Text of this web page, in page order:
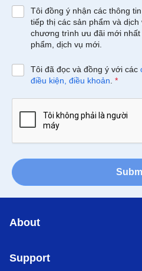
Tôi đồng ý nhận các thông
tiếp thị các sản phẩm và
chương trình ưu đãi mới
phẩm, dịch vụ mới.
Tôi đã đọc và đồng ý với các
điều kiện, điều khoản *
About
Support